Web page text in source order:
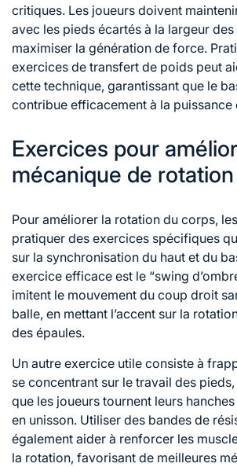
critiques. Les joueurs doivent
avec les pieds écartés à la largeur
maximiser la génération de force.
exercices de transfert de poids peut
cette technique, garantissant que le
contribue efficacement à la puissance
Exercices pour
mécanique de
Pour améliorer la rotation du corps,
pratiquer des exercices spécifiques
sur la synchronisation du haut et du
exercice efficace est le “swing
imitent le mouvement du coup droit
balle, en mettant l’accent sur la
des épaules.
Un autre exercice utile consiste à
se concentrant sur le travail des
que les joueurs tournent leurs
en unisson. Utiliser des bandes de
également aider à renforcer les
la rotation, favorisant de meilleures